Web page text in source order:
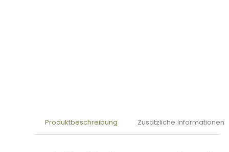
Produktbeschreibung Zusätzliche Informationen